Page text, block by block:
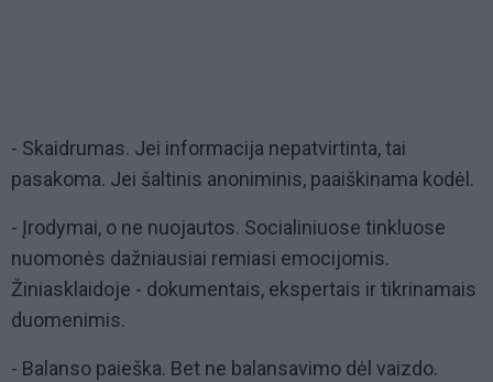
- Skaidrumas. Jei informacija nepatvirtinta, tai
pasakoma. Jei šaltinis anoniminis, paaiškinama kodėl.
- Įrodymai, o ne nuojautos. Socialiniuose tinkluose
nuomonės dažniausiai remiasi emocijomis.
Žiniasklaidoje - dokumentais, ekspertais ir tikrinamais
duomenimis.
- Balanso paieška. Bet ne balansavimo dėl vaizdo.